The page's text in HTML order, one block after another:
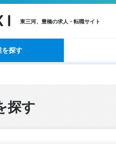
東三河、豊橋の求人・転職サイト
を探す
探す